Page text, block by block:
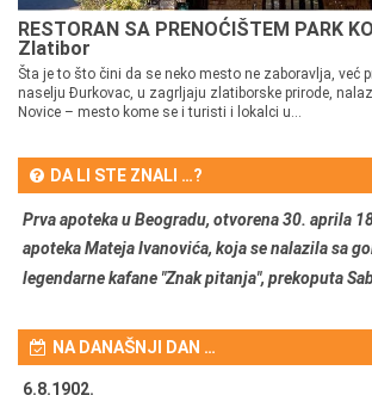
RESTORAN SA PRENOĆIŠTEM PARK
Zlatibor
Šta je to što čini da se neko mesto ne zaboravlja, već
naselju Đurkovac, u zagrljaju zlatiborske prirode,
Novice – mesto kome se i turisti i lokalci u...
DA LI STE ZNALI …?
Prva apoteka u Beogradu, otvorena 30. aprila
apoteka Mateja Ivanovića, koja se nalazila sa
legendarne kafane "Znak pitanja", prekoputa
NA DANAŠNJI DAN …
6.8.1902.